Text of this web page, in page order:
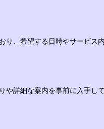
、希望する日時やサービス
や詳細な案内を事前に入手し